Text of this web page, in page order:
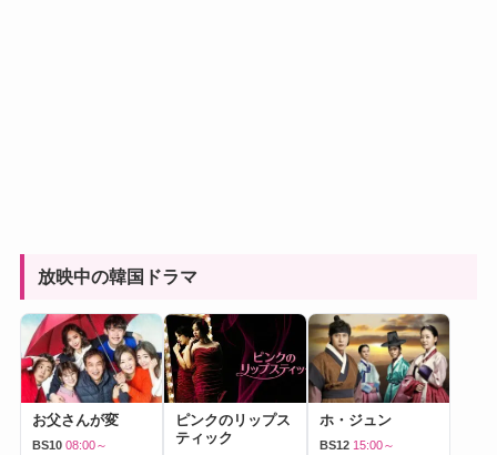
放映中の韓国ドラマ
お父さんが変
BS10 08:00～
ピンクのリップス
ティック
ホ・ジュン
BS12 15:00～